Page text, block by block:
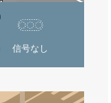
信号なし